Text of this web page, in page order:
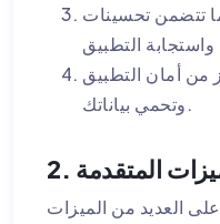
ما تتضمن تحسينات
من أمان التطبيق
وتحمي بياناتك.
المتقدمة
العديد من الميزات